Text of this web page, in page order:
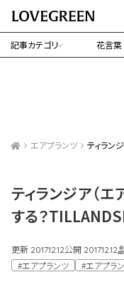
記事カテゴリ 花言葉
エアプランツ ティラン
ティランジア（
する？
更新 2017.12.12公開 2017.12.12
#エアプランツ
#エアプラ